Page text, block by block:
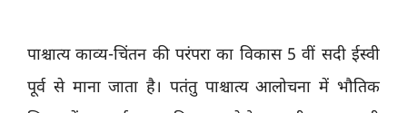
पाश्चात्य काव्य-चिंतन की परंपरा का विकास 5 वीं सदी ईस्वी
पूर्व से माना जाता है। पतंतु पाश्चात्य आलोचना में भौतिक